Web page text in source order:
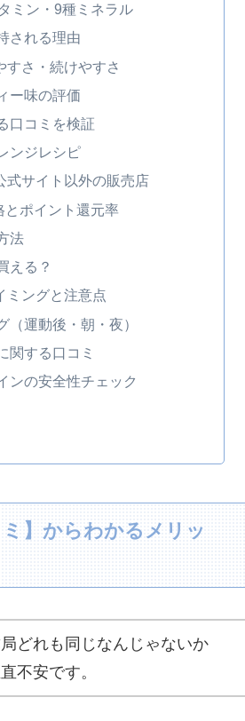
ミン・9種ミネラル
される理由
すさ・続けやすさ
ー味の評価
口コミを検証
ンジレシピ
式サイト以外の販売店
とポイント還元率
法
える？
ミングと注意点
運動後・朝・夜）
関する口コミ
ンの安全性チェック
】からわかるメリッ
どれも同じなんじゃないか
不安です。